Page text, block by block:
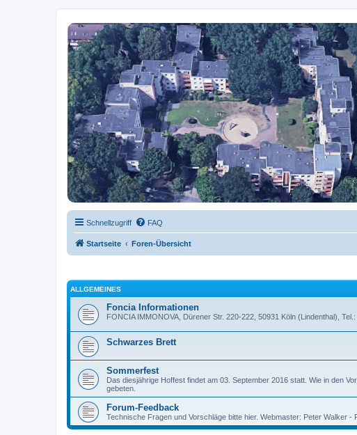
APF-Forum.de
WEG: An der Alten Post 40-46, Potsdamer Str. 12-14, Freiburger Str. 13-23
Schnellzugriff FAQ
Startseite Foren-Übersicht
ALLGEMEINES
Foncia Informationen
FONCIA IMMONOVA, Dürener Str. 220-222, 50931 Köln (Lindenthal),
Schwarzes Brett
Sommerfest
Das diesjährige Hoffest findet am 03. September 2016 statt. Wie in den
gebeten.
Forum-Feedback
Technische Fragen und Vorschläge bitte hier. Webmaster: Peter Walker -